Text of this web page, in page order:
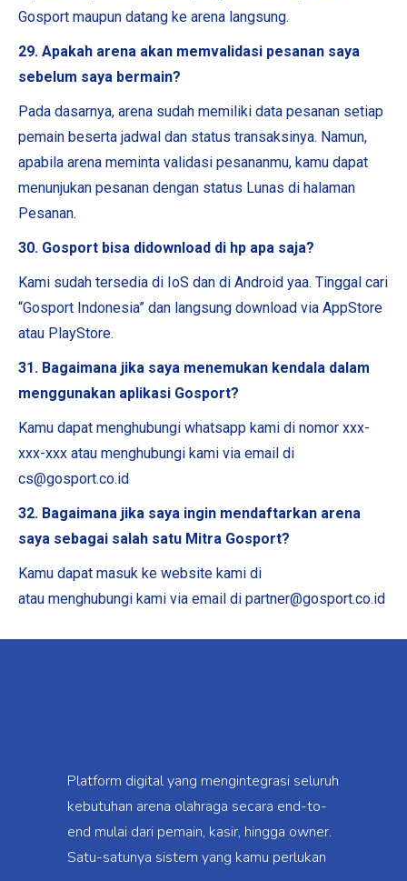
Gosport maupun datang ke arena langsung.
29. Apakah arena akan memvalidasi pesanan saya
sebelum saya bermain?
Pada dasarnya, arena sudah memiliki data pesanan setiap
pemain beserta jadwal dan status transaksinya. Namun,
apabila arena meminta validasi pesananmu, kamu dapat
menunjukan pesanan dengan status Lunas di halaman
Pesanan.
30. Gosport bisa didownload di hp apa saja?
Kami sudah tersedia di IoS dan di Android yaa. Tinggal cari
“Gosport Indonesia” dan langsung download via AppStore
atau PlayStore.
31. Bagaimana jika saya menemukan kendala dalam
menggunakan aplikasi Gosport?
Kamu dapat menghubungi whatsapp kami di nomor xxx-
xxx-xxx atau menghubungi kami via email di
cs@gosport.co.id
32. Bagaimana jika saya ingin mendaftarkan arena
saya sebagai salah satu Mitra Gosport?
Kamu dapat masuk ke website kami di
atau menghubungi kami via email di partner@gosport.co.id
Platform digital yang mengintegrasi seluruh
kebutuhan arena olahraga secara end-to-
end mulai dari pemain, kasir, hingga owner.
Satu-satunya sistem yang kamu perlukan